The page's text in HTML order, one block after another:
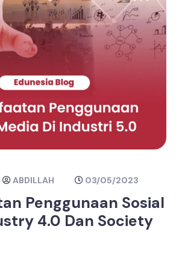
ABDILLAH 03/05/2023
Penggunaan Sosial
4.0 Dan Society